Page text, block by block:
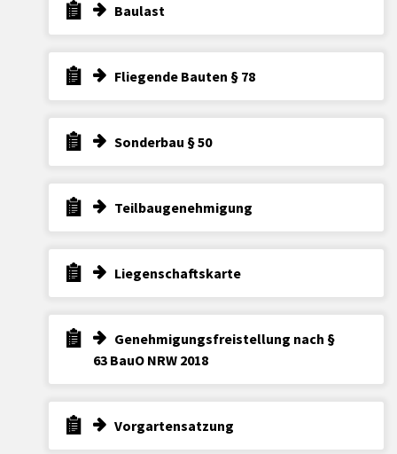
Baulast
Fliegende Bauten § 78
Sonderbau § 50
Teilbaugenehmigung
Liegenschaftskarte
Genehmigungsfreistellung nach §
63 BauO NRW 2018
Vorgartensatzung